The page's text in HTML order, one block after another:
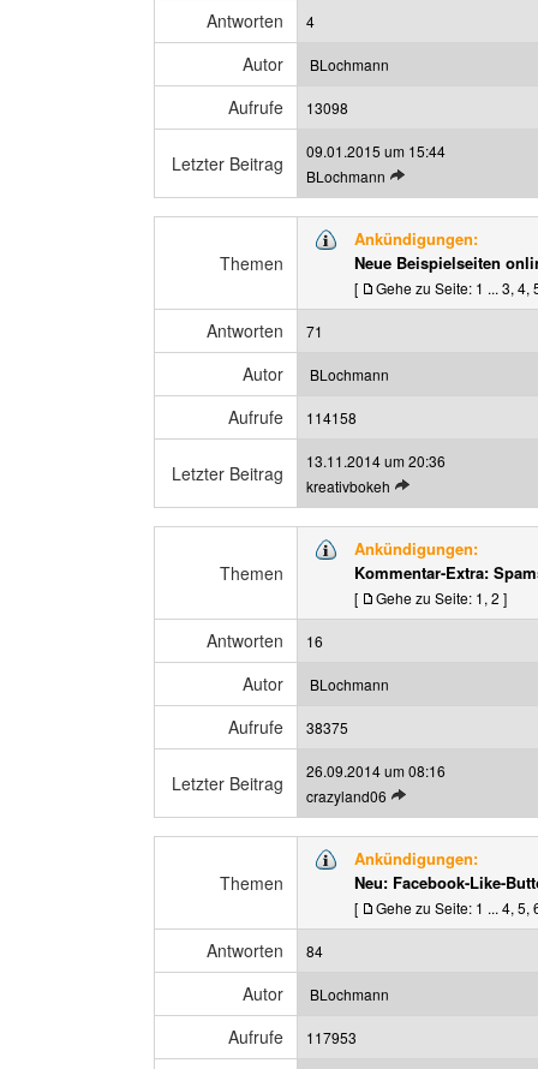
r
a
g
n
z
e
Antworten 4
Autor BLochmann
Aufrufe 13098
Letzter Beitrag
09.01.2015 um 15:44
BLochmann L
e
t
z
t
e
a
g
a
n
z
e
i
Themen
Ankündigungen:
Neue Beispielseiten
[ Gehe zu Seite: 1 ... 3, 4,
Antworten 71
Autor BLochmann
Aufrufe 114158
Letzter Beitrag
13.11.2014 um 20:36
kreativbokeh L
e
t
z
t
e
a
g
a
n
z
e
i
Themen
Ankündigungen:
Kommentar-Extra:
[ Gehe zu Seite: 1, 2 ]
Antworten 16
Autor BLochmann
Aufrufe 38375
Letzter Beitrag
26.09.2014 um 08:16
crazyland06 L
e
t
z
e
Themen
Ankündigungen:
Neu: Facebook-Like-
[ Gehe zu Seite: 1 ... 4, 5,
Antworten 84
Autor BLochmann
Aufrufe 117953